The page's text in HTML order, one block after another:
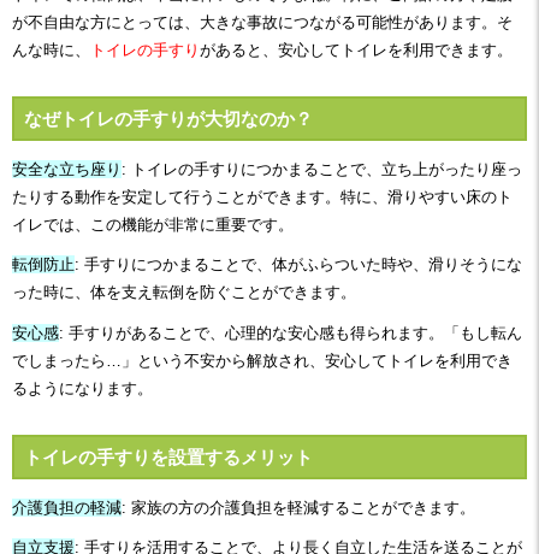
が不自由な方にとっては、大きな事故につながる可能性があります。そ
んな時に、
トイレの手すり があると、安心してトイレを利用できます。
なぜトイレの手すりが大切なのか？
安全な立ち座り : トイレの手すりにつかまることで、立ち上がったり座っ
たりする動作を安定して行うことができます。特に、滑りやすい床のト
イレでは、この機能が非常に重要です。
転倒防止: 手すりにつかまることで、体がふらついた時や、滑りそうにな
った時に、体を支え転倒を防ぐことができます。
安心感: 手すりがあることで、心理的な安心感も得られます。「もし転ん
でしまったら…」という不安から解放され、安心してトイレを利用でき
るようになります。
トイレの手すりを設置するメリット
介護負担の軽減: 家族の方の介護負担を軽減することができます。
自立支援: 手すりを活用することで、より長く自立した生活を送ることが